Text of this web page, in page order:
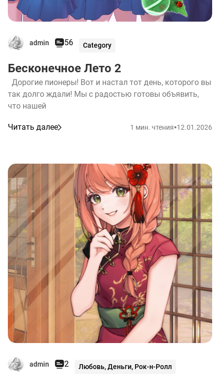
admin 56 Category
Бесконечное Лето 2
Дорогие пионеры! Вот и настал тот день, которого вы
так долго ждали! Мы с радостью готовы объявить,
что нашей
Читать далее 1 мин. чтения•12.01.2026
admin 2 Любовь, Деньги, Рок-н-Ролл